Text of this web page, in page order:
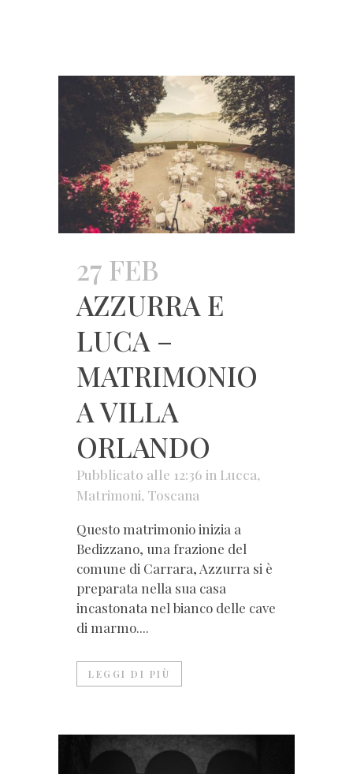
27 FEB
AZZURRA E
LUCA –
MATRIMONIO
A VILLA
ORLANDO
Pubblicato alle 12:36 in Lucca,
Matrimoni, Toscana
Questo matrimonio inizia a
Bedizzano, una frazione del
comune di Carrara, Azzurra si è
preparata nella sua casa
incastonata nel bianco delle cave
di marmo....
LEGGI DI PIÙ